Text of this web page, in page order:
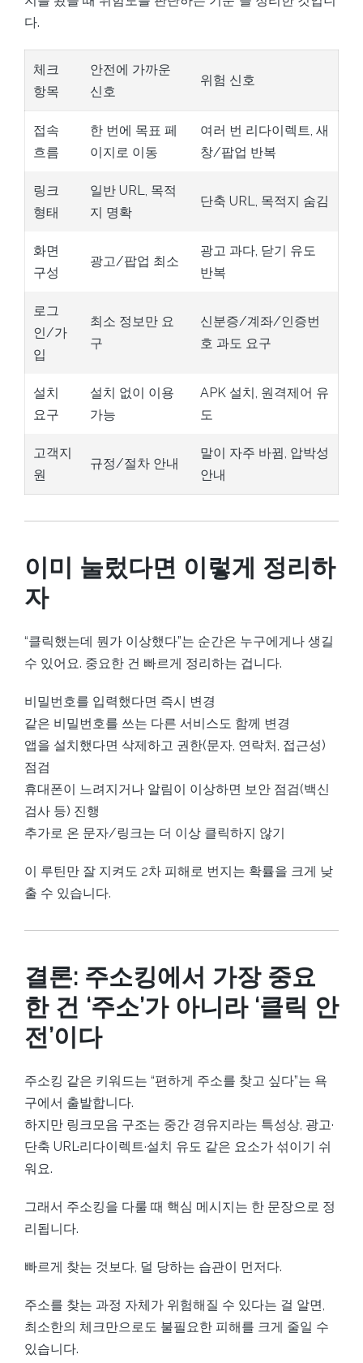
다.
체크
항목
안전에 가까운
신호
위험 신호
접속
흐름
한 번에 목표 페
이지로 이동
여러 번 리다이렉트, 새
창/팝업 반복
링크
형태
일반 URL, 목적
지 명확
단축 URL, 목적지 숨김
화면
구성
광고/팝업 최소
광고 과다, 닫기 유도
반복
로그
인/가
입
최소 정보만 요
구
신분증/계좌/인증번
호 과도 요구
설치
요구
설치 없이 이용
가능
APK 설치, 원격제어 유
도
고객지
원
규정/절차 안내
말이 자주 바뀜, 압박성
안내
이미 눌렀다면 이렇게 정리하
자
“클릭했는데 뭔가 이상했다”는 순간은 누구에게나 생길
수 있어요. 중요한 건 빠르게 정리하는 겁니다.
비밀번호를 입력했다면 즉시 변경
같은 비밀번호를 쓰는 다른 서비스도 함께 변경
앱을 설치했다면 삭제하고 권한(문자, 연락처, 접근성)
점검
휴대폰이 느려지거나 알림이 이상하면 보안 점검(백신
검사 등) 진행
추가로 온 문자/링크는 더 이상 클릭하지 않기
이 루틴만 잘 지켜도 2차 피해로 번지는 확률을 크게 낮
출 수 있습니다.
결론: 주소킹에서 가장 중요
한 건 ‘주소’가 아니라 ‘클릭 안
전’이다
주소킹 같은 키워드는 “편하게 주소를 찾고 싶다”는 욕
구에서 출발합니다.
하지만 링크모음 구조는 중간 경유지라는 특성상, 광고·
단축 URL·리다이렉트·설치 유도 같은 요소가 섞이기 쉬
워요.
그래서 주소킹을 다룰 때 핵심 메시지는 한 문장으로 정
리됩니다.
빠르게 찾는 것보다, 덜 당하는 습관이 먼저다.
주소를 찾는 과정 자체가 위험해질 수 있다는 걸 알면,
최소한의 체크만으로도 불필요한 피해를 크게 줄일 수
있습니다.